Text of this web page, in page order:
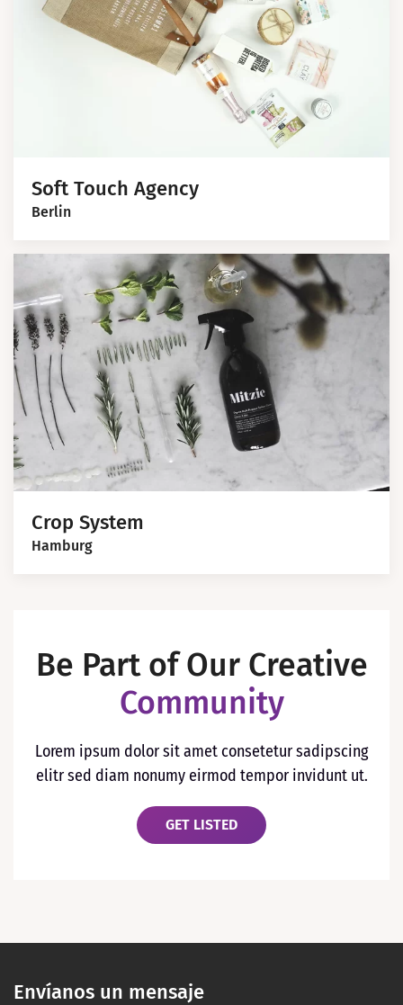
Soft Touch Agency
Berlin
Crop System
Hamburg
Be Part of Our Creative
Community
Lorem ipsum dolor sit amet consetetur sadipscing
elitr sed diam nonumy eirmod tempor invidunt ut.
GET LISTED
Envíanos un mensaje